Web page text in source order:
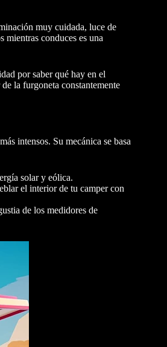
muy cuidada, luce de
mientras conduces es una
por saber qué hay en el
la furgoneta constantemente
intensos. Su mecánica se basa
solar y eólica.
el interior de tu camper con
de los medidores de